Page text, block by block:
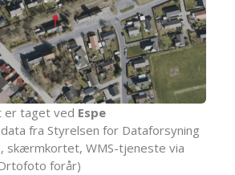
er taget ved Espe
fra Styrelsen for Dataforsyning
skærmkortet, WMS-tjeneste via
forår)